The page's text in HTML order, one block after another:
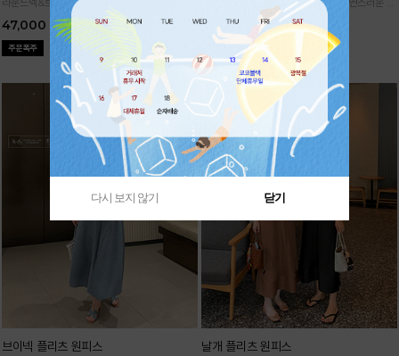
47,000
형 커버 허리 전체 밴딩으로 편안한 착용감
29,000
브이넥 플리츠 원피스 날개 플리츠 원피스
다시 보지 않기 닫기